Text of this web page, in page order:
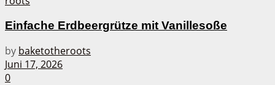
Einfache Erdbeergrütze mit Vanillesoße
by baketotheroots
Juni 17, 2026
0